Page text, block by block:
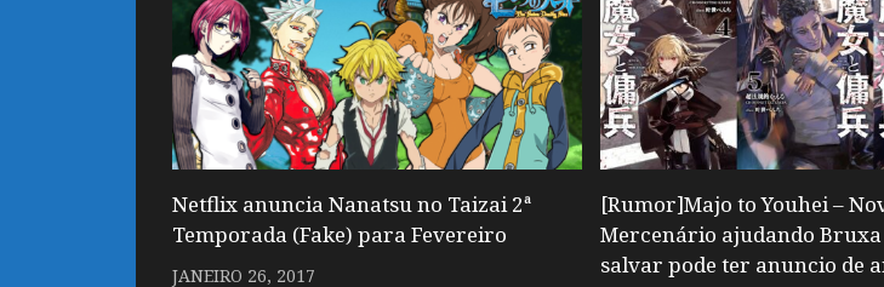
Netflix anuncia Nanatsu no Taizai 2ª
Temporada (Fake) para Fevereiro
JANEIRO 26, 2017
[Rumor]Majo to Youhei –
Mercenário ajudando Bruxa
salvar pode ter anuncio de